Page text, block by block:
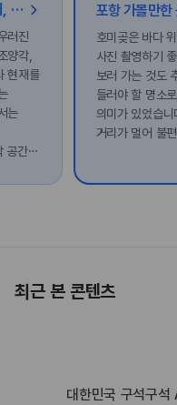
오래된 풍류에서 호국의 기억까지, 영천 시간 여행
러진
양각,
현재를
는
공간은
호미곶은 바다
사진 촬영하기
보러 가는 것도
들러야 할 명소
의미가 있었습
거리가 멀어 불
최근 본 콘텐츠
대한민국 구석구